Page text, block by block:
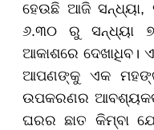
ହେଉଛି ଆଜି ସନ୍ଧ୍ୟା,
୬.୩୦ ରୁ ସନ୍ଧ୍ୟା
ଆକାଶରେ ଦେଖାଧିବ।
ଆପଣଙ୍କୁ ଏକ
ଉପକରଣର
ଘରର ଛାତ କିମ୍ବା